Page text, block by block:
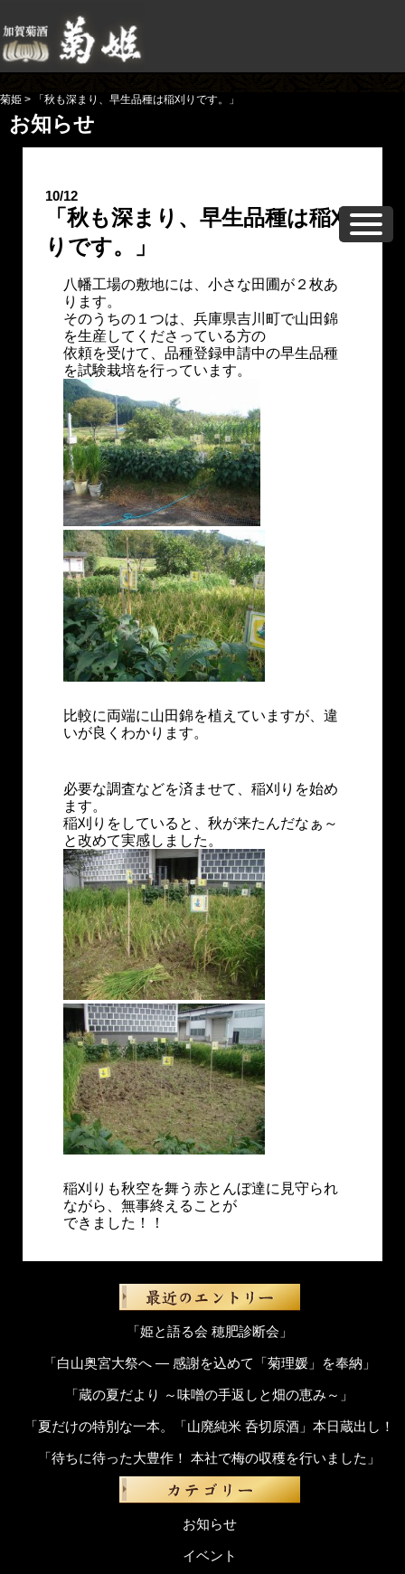
菊姫 > 「秋も深まり、早生品種は稲刈りです。」
お知らせ
10/12
「秋も深まり、早生品種は稲刈
りです。」
八幡工場の敷地には、小さな田圃が２枚あ
ります。
そのうちの１つは、兵庫県吉川町で山田錦
を生産してくださっている方の
依頼を受けて、品種登録申請中の早生品種
を試験栽培を行っています。
比較に両端に山田錦を植えていますが、違
いが良くわかります。
必要な調査などを済ませて、稲刈りを始め
ます。
稲刈りをしていると、秋が来たんだなぁ～
と改めて実感しました。
稲刈りも秋空を舞う赤とんぼ達に見守られ
ながら、無事終えることが
できました！！
「姫と語る会 穂肥診断会」
「白山奥宮大祭へ ― 感謝を込めて「菊理媛」を奉納」
「蔵の夏だより ～味噌の手返しと畑の恵み～」
「夏だけの特別な一本。「山廃純米 呑切原酒」本日蔵出し！
「待ちに待った大豊作！ 本社で梅の収穫を行いました」
お知らせ
イベント